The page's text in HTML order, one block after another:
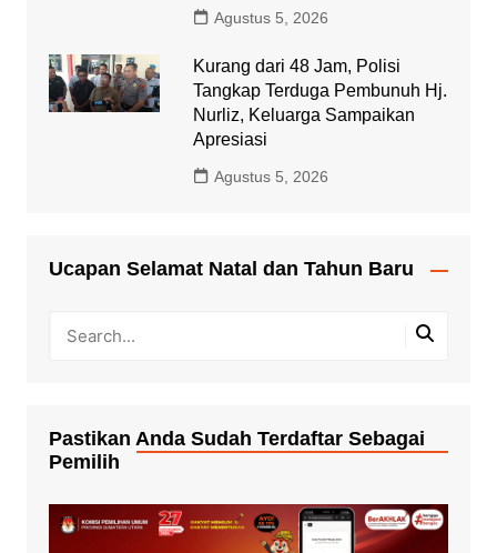
Agustus 5, 2026
Kurang dari 48 Jam, Polisi
Tangkap Terduga Pembunuh Hj.
Nurliz, Keluarga Sampaikan
Apresiasi
Agustus 5, 2026
Ucapan Selamat Natal dan Tahun Baru
Pastikan Anda Sudah Terdaftar Sebagai
Pemilih